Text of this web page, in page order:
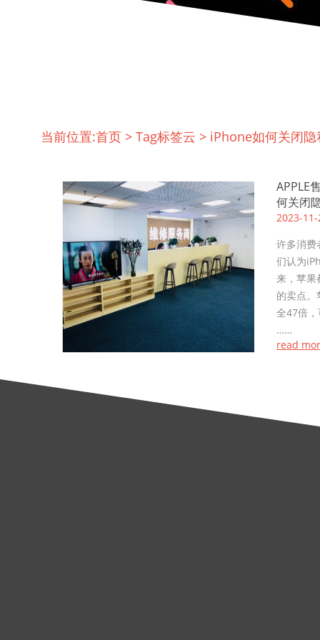
当前位置:首页 > Tag标签云 > iPhone如何关闭隐
APPLE
何关闭
2023-
许多消费
们认为
来，苹果
的卖点
全47倍
……
read